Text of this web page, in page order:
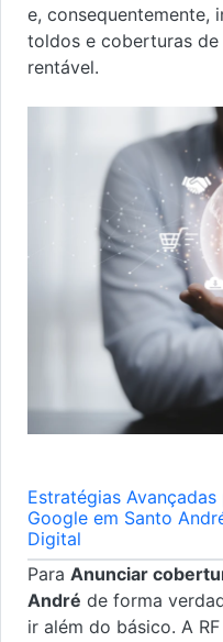
e, consequentemente,
toldos e coberturas
rentável.
Estratégias
Google em Santo
Digital
Para Anunciar
André de forma
ir além do básico. A